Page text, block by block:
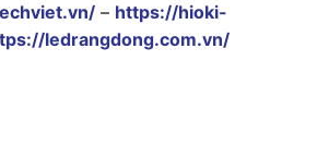
– https://hioki-
ledrangdong.com.vn/